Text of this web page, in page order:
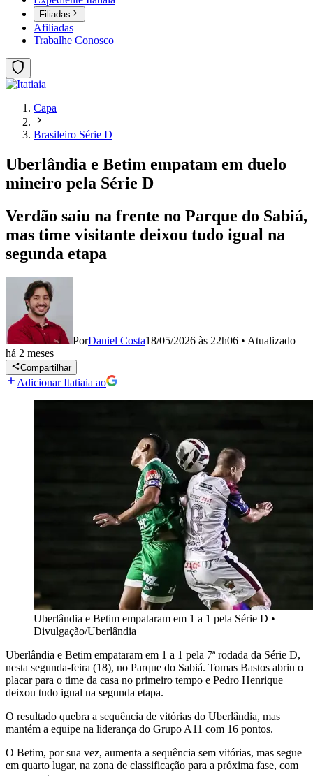
Filiadas
Afiliadas
Trabalhe Conosco
Capa
Brasileiro Série D
Uberlândia e Betim empatam em duelo
mineiro pela Série D
Verdão saiu na frente no Parque do Sabiá,
mas time visitante deixou tudo igual na
segunda etapa
PorDaniel Costa18/05/2026 às 22h06 • Atualizado
há 2 meses
Compartilhar
Adicionar Itatiaia ao
Uberlândia e Betim empataram em 1 a 1 pela Série D •
Divulgação/Uberlândia
Uberlândia e Betim empataram em 1 a 1 pela 7ª rodada da Série D,
nesta segunda-feira (18), no Parque do Sabiá. Tomas Bastos abriu o
placar para o time da casa no primeiro tempo e Pedro Henrique
deixou tudo igual na segunda etapa.
O resultado quebra a sequência de vitórias do Uberlândia, mas
mantém a equipe na liderança do Grupo A11 com 16 pontos.
O Betim, por sua vez, aumenta a sequência sem vitórias, mas segue
em quarto lugar, na zona de classificação para a próxima fase, com